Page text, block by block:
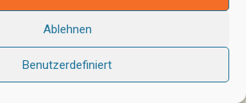
Ablehnen
Benutzerdefiniert